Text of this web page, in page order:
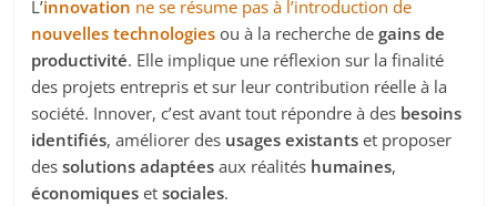
L’innovation ne se résume pas à l’introduction de
nouvelles technologies ou à la recherche degains de
productivité. Elle implique une réflexion sur la finalité
des projets entrepris et sur leur contribution réelle à la
société. Innover, c’est avant tout répondre à des besoins
identifiés, améliorer des usages existants et proposer
dessolutions adaptées aux réalités humaines,
économiques etsociales.